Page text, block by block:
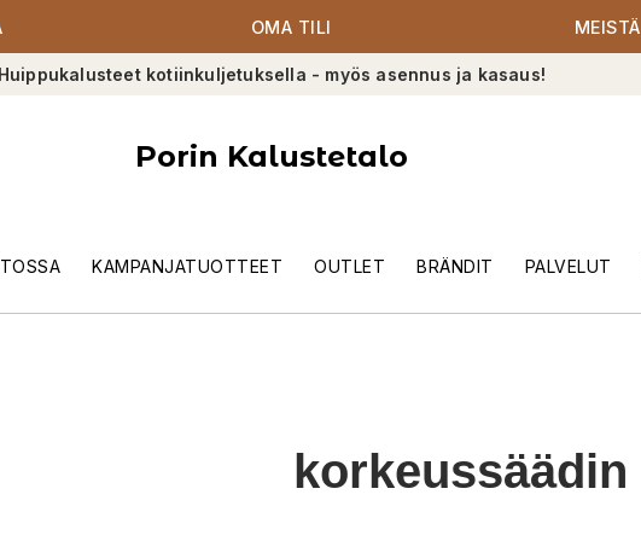
OMA TILI MEISTÄ
Huippukalusteet kotiinkuljetuksella - myös asennus ja kasaus!
Porin Kalustetalo
KAMPANJATUOTTEET OUTLET BRÄNDIT PALVELUT
korkeussäädin